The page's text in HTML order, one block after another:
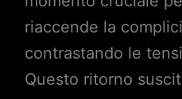
riaccende la
contrastando le
Questo ritorno